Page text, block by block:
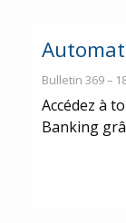
Bulletin 369 –
Accédez à
Banking